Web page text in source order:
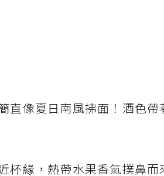
直像夏日南風拂面！酒色
杯緣，熱帶水果香氣撲鼻